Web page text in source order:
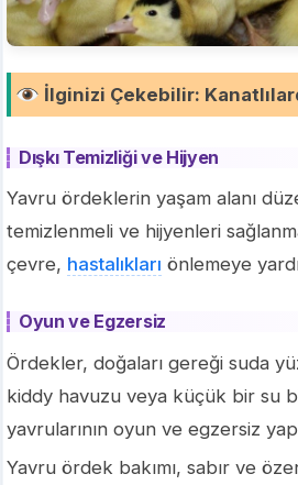
İlginizi Çekebilir:
Dışkı Temizliği ve Hijyen
Yavru ördeklerin yaşam alanı
temizlenmeli ve hijyenleri
çevre, hastalıkları önlemeye
Oyun ve Egzersiz
Ördekler, doğaları gereği suda
kiddy havuzu veya küçük bir su
yavrularının oyun ve egzersiz
Yavru ördek bakımı, sabır ve